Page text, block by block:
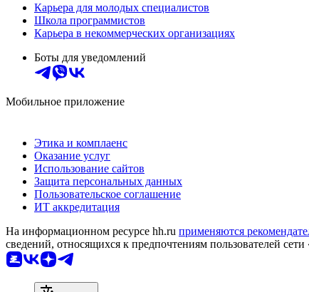
Карьера для молодых специалистов
Школа программистов
Карьера в некоммерческих организациях
Боты для уведомлений
Мобильное приложение
Этика и комплаенс
Оказание услуг
Использование сайтов
Защита персональных данных
Пользовательское соглашение
ИТ аккредитация
На информационном ресурсе hh.ru применяются
сведений, относящихся к предпочтениям пользователей